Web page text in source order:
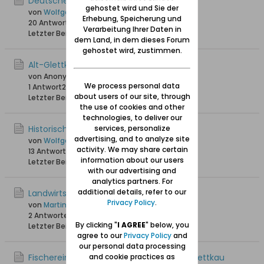
von Wolfgang
20 Antworten
35.241 Hits0 Likes
Letzter Beitrag
02.11.2021, 20:35
Alt-Glettkau - Fotos
von Anonymus
1 Antwort20.842 Hits0 Likes
Letzter Beitrag13.08.2021, 21:29
Historische Ansichtskarten von Glettkau
von Wolfgang
13 Antworten
32.390 Hits0 Likes
Letzter Beitrag19.02.2021, 18:52
Landwirtschaft in und um Glettkau
von Martin_94
2 Antworten
Letzter Beitrag 20.08.2020, 19:47
Fischereimotorschiff / Minensuchboot Glettkau
gehostet wird und Sie der
Erhebung, Speicherung und
Verarbeitung Ihrer Daten in
dem Land, in dem dieses Forum
gehostet wird, zustimmen.
We process personal data
about users of our site, through
the use of cookies and other
technologies, to deliver our
services, personalize
advertising, and to analyze site
activity. We may share certain
information about our users
with our advertising and
analytics partners. For
additional details, refer to our
Privacy Policy.
By clicking "I AGREE" below, you
agree to ourPrivacy Policyand
our personal data processing
and cookie practices as